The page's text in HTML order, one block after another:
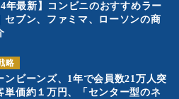
年最新】コンビニのおすすめラー
セブン、ファミマ、ローソンの商
略
ンビーンズ、1年で会員数21万人突
単価約１万円、「センター型のネ